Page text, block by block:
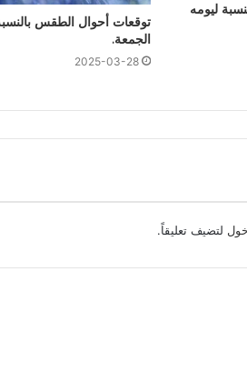
ليومه
توقعات أحوال الطقس
الجمعة.
2025-03-28
لتضيف تعليقاً.